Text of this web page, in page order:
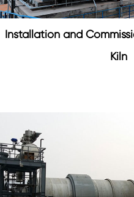
Installation and
Kiln